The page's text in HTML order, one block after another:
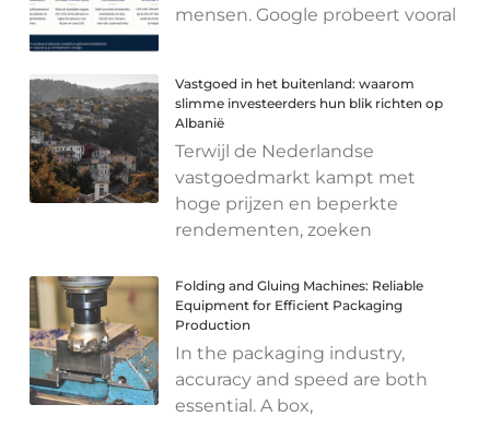
mensen. Google probeert vooral
Vastgoed in het buitenland: waarom
slimme investeerders hun blik richten op
Albanië
Terwijl de Nederlandse
vastgoedmarkt kampt met
hoge prijzen en beperkte
rendementen, zoeken
Folding and Gluing Machines: Reliable
Equipment for Efficient Packaging
Production
In the packaging industry,
accuracy and speed are both
essential. A box,